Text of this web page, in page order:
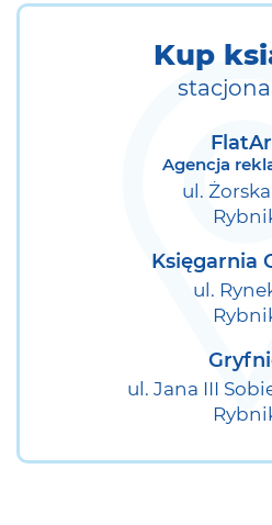
Kup
Agencja
ul.
Księgarnia
ul.
ul. Jana III